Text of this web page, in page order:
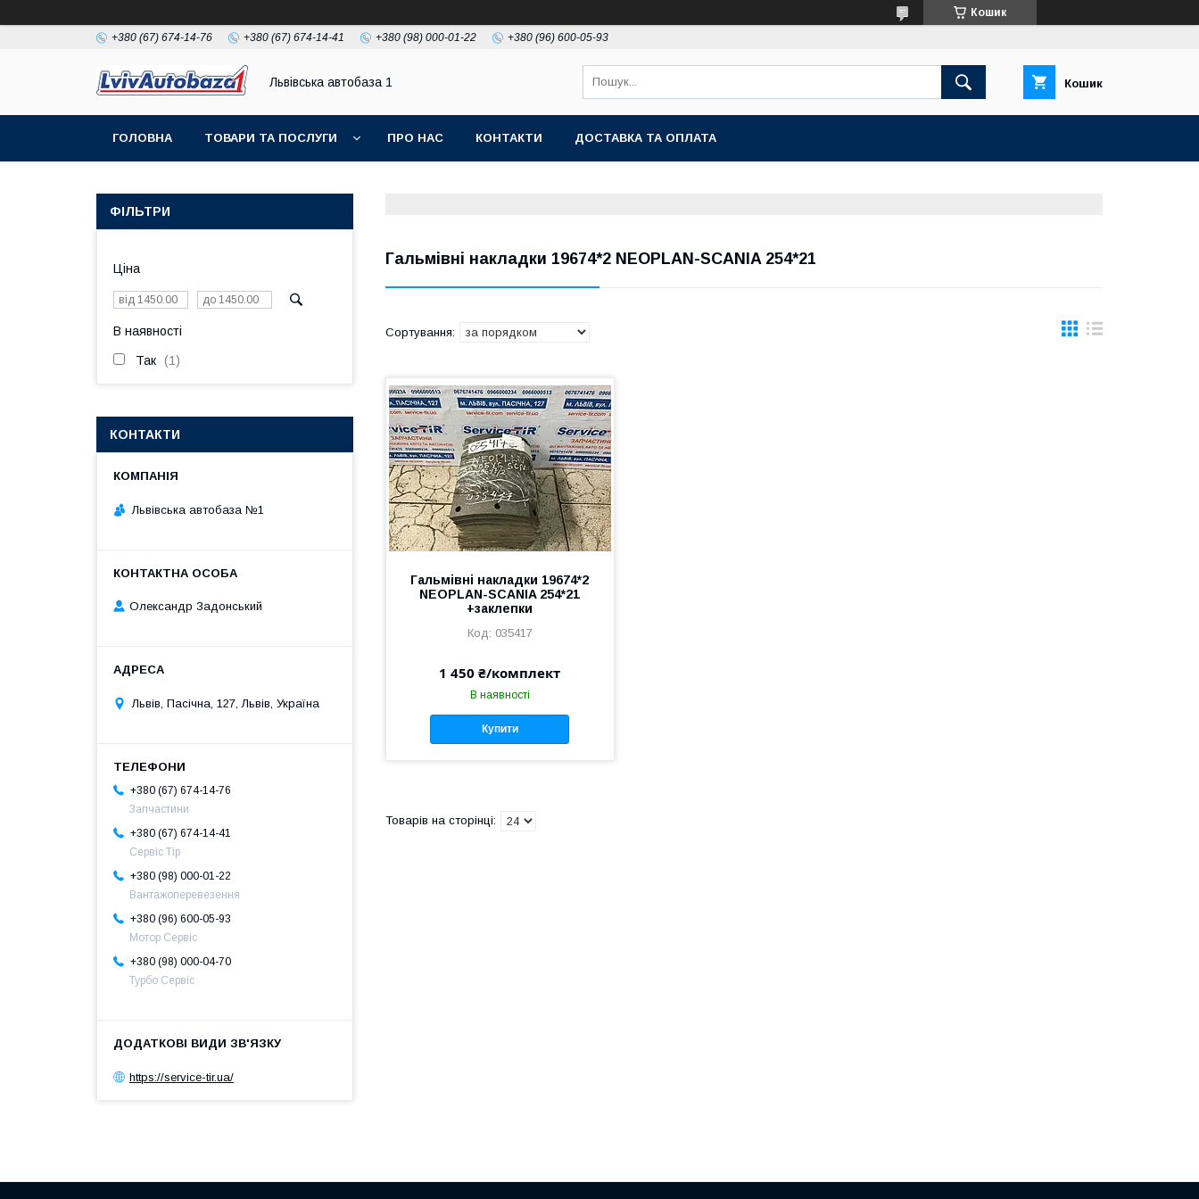
Кошик
+380 (67) 674-14-76 +380 (67) 674-14-41 +380 (98) 000-01-22 +380 (96) 600-05-93
Львівська автобаза 1 Кошик
ГОЛОВНА ТОВАРИ ТА ПОСЛУГИ ПРО НАС КОНТАКТИ ДОСТАВКА ТА ОПЛАТА
Гальмівні накладки 19674*2 NEOPLAN-SCANIA 254*21
Гальмівні накладки 19674*2
NEOPLAN-SCANIA 254*21
+заклепки
035417
1 450 ₴/комплект
В наявності
Купити
ФІЛЬТРИ
Ціна
В наявності
Так 1
КОНТАКТИ
Львівська автобаза №1
Олександр Задонський
Львів, Пасічна, 127, Львів, Україна
+380 (67) 674-14-76
Запчастини
+380 (67) 674-14-41
Сервіс Тір
+380 (98) 000-01-22
Вантажоперевезення
+380 (96) 600-05-93
Мотор Сервіс
+380 (98) 000-04-70
Турбо Сервіс
https://service-tir.ua/